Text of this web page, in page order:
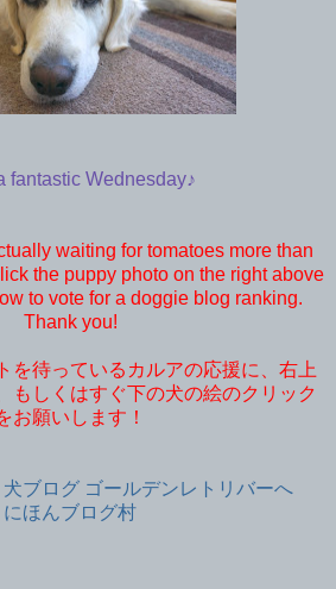
fantastic Wednesday♪
waiting for tomatoes more than
the puppy photo on the right above
to vote for a doggie blog ranking.
Thank you!
を待っているカルアの応援に、右上
もしくはすぐ下の犬の絵のクリック
お願いします！
にほんブログ村